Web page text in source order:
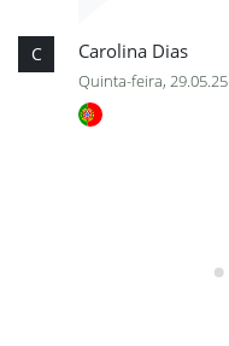
C Carolina Dias
Quinta-feira, 29.05.25